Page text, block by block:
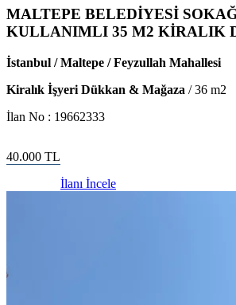
MALTEPE BELEDİYESİ
KULLANIMLI 35 M2 KİRALIK
İstanbul / Maltepe / Feyzullah Mahallesi
Kiralık İşyeri Dükkan & Mağaza /36 m2
İlan No : 19662333
40.000 TL
İlanı İncele